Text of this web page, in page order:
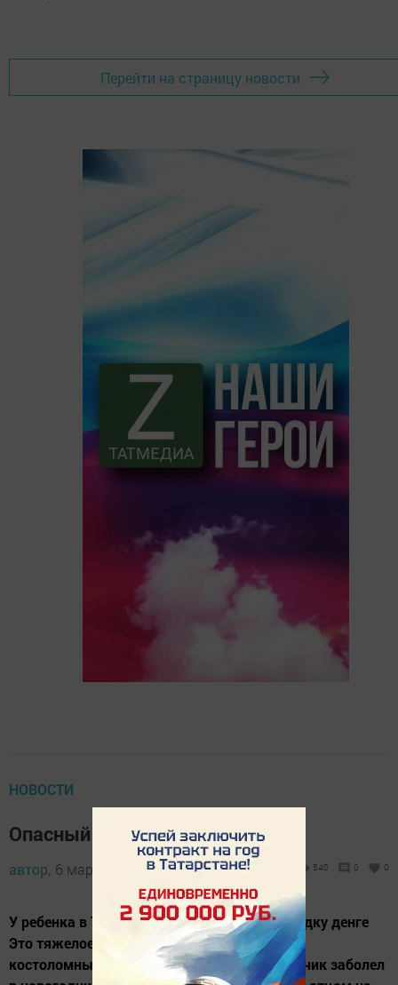
Перейти на страницу новости
НОВОСТИ
Опасный недуг побежден
автор, 6 марта 2015 - 10:42 540 0 0
У ребенка в Татарстане обнаружили лихорадку денге
Это тяжелое заболевание также называют
костоломным. Как выяснили медики, мальчик заболел